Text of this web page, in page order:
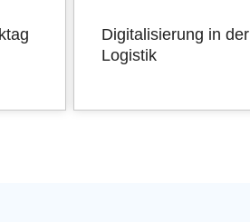
Digitalisierung in der
Logistik